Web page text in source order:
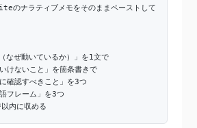
のナラティブメモをそのままペーストして
なぜ動いているか）」を1文で
けないこと」を箇条書きで
確認すべきこと」を3つ
フレーム」を3つ
内に収める